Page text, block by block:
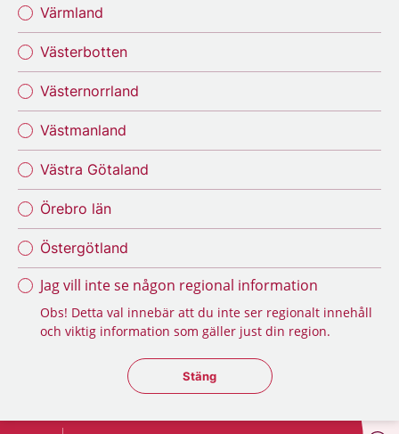
Värmland
Västerbotten
Västernorrland
Västmanland
Västra Götaland
Örebro län
Östergötland
Jag vill inte se någon regional information
Obs! Detta val innebär att du inte ser regionalt innehåll
och viktig information som gäller just din region.
Stäng regionsväljaren
Stäng